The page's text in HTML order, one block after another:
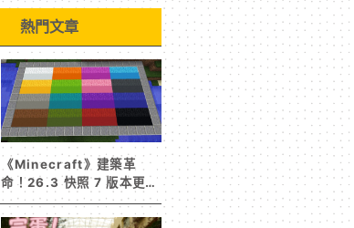
熱門文章
《Minecraft》建築革
命！26.3 快照 7 版本更新
建築用方塊家族迎來新成員
混凝土階梯&半磚震撼登